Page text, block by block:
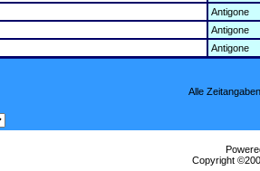
Antigone
Antigone
Antigone
Alle
Copyright